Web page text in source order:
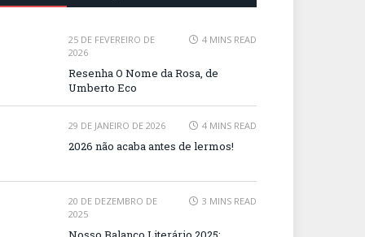
25 DE FEVEREIRO DE
2026
4 MINS READ
Resenha O Nome da Rosa, de
Umberto Eco
29 DE JANEIRO DE 2026 4 MINS READ
2026 não acaba antes de lermos!
20 DE DEZEMBRO DE
2025
3 MINS READ